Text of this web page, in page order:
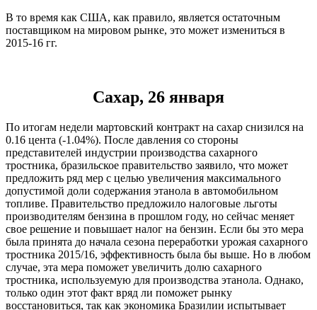
В то время как США, как правило, является остаточным
поставщиком на мировом рынке, это может измениться в
2015-16 гг.
Сахар, 26 января
По итогам недели мартовский контракт на сахар снизился на
0.16 цента (-1.04%). После давления со стороны
представителей индустрии производства сахарного
тростника, бразильское правительство заявило, что может
предложить ряд мер с целью увеличения максимального
допустимой доли содержания этанола в автомобильном
топливе. Правительство предложило налоговые льготы
производителям бензина в прошлом году, но сейчас меняет
свое решение и повышает налог на бензин. Если бы это мера
была принята до начала сезона переработки урожая сахарного
тростника 2015/16, эффективность была бы выше. Но в любом
случае, эта мера поможет увеличить долю сахарного
тростника, используемую для производства этанола. Однако,
только один этот факт вряд ли поможет рынку
восстановиться, так как экономика Бразилии испытывает